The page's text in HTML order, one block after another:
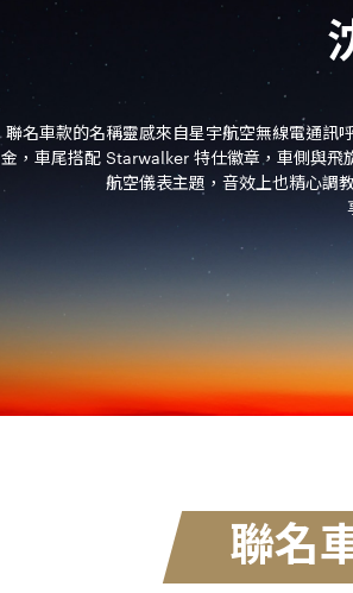
聯名車款的名稱靈感來自星宇航空無線電通訊
金，車尾搭配 Starwalker 特仕徽章，車側與飛
航空儀表主題，音效上也精心調
聯名